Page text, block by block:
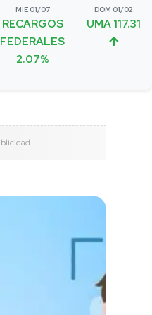
MIE 01/07
RECARGOS
FEDERALES
2.07%
DOM 01/02
UMA 117.31